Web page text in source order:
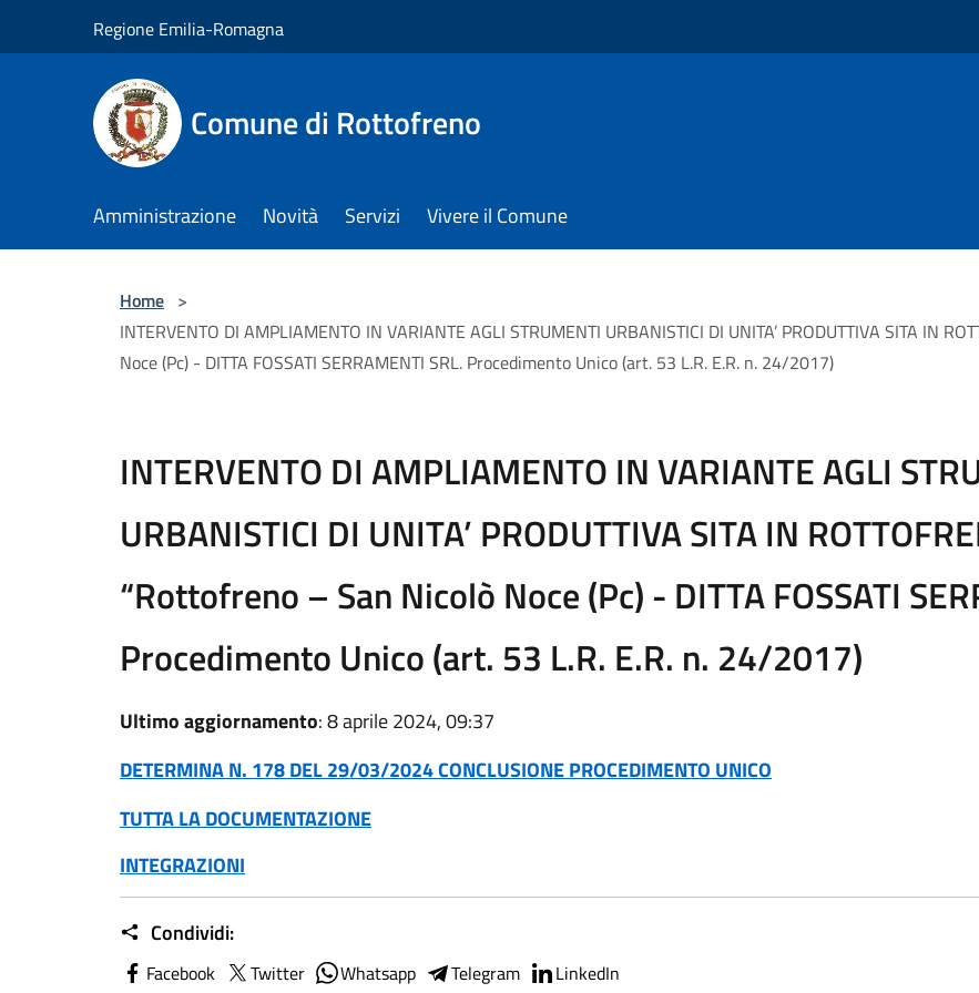
Regione Emilia-Romagna
Comune di Rottofreno
Amministrazione Novità Servizi Vivere il Comune
Home >
INTERVENTO DI AMPLIAMENTO IN VARIANTE AGLI STRUMENTI URBANISTICI DI UNITA’ PRODUTTIVA SITA IN
Noce (Pc) - DITTA FOSSATI SERRAMENTI SRL. Procedimento Unico (art. 53 L.R. E.R. n. 24/2017)
INTERVENTO DI AMPLIAMENTO IN VARIANTE AGLI
URBANISTICI DI UNITA’ PRODUTTIVA SITA IN
“Rottofreno – San Nicolò Noce (Pc) - DITTA FOSSATI
Procedimento Unico (art. 53 L.R. E.R. n. 24/2017)
Ultimo aggiornamento: 8 aprile 2024, 09:37
DETERMINA N. 178 DEL 29/03/2024 CONCLUSIONE PROCEDIMENTO UNICO
TUTTA LA DOCUMENTAZIONE
INTEGRAZIONI
Condividi:
Facebook Twitter Whatsapp Telegram LinkedIn